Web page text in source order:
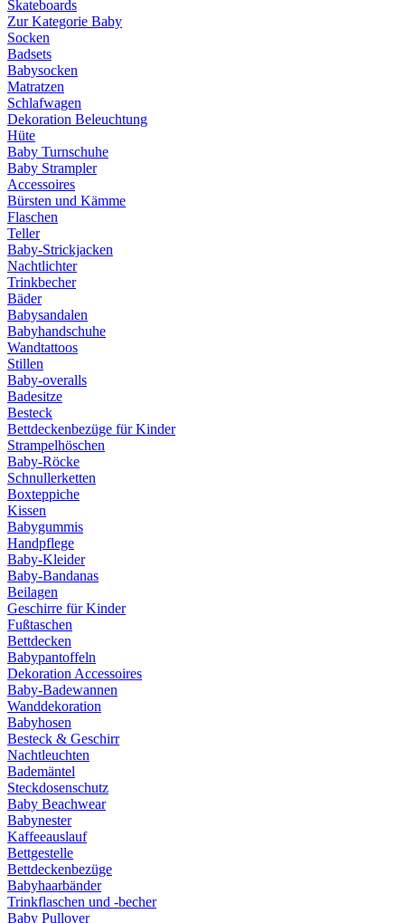
Skateboards
Zur Kategorie Baby
Socken
Badsets
Babysocken
Matratzen
Schlafwagen
Dekoration Beleuchtung
Hüte
Baby Turnschuhe
Baby Strampler
Accessoires
Bürsten und Kämme
Flaschen
Teller
Baby-Strickjacken
Nachtlichter
Trinkbecher
Bäder
Babysandalen
Babyhandschuhe
Wandtattoos
Stillen
Baby-overalls
Badesitze
Besteck
Bettdeckenbezüge für Kinder
Strampelhöschen
Baby-Röcke
Schnullerketten
Boxteppiche
Kissen
Babygummis
Handpflege
Baby-Kleider
Baby-Bandanas
Beilagen
Geschirre für Kinder
Fußtaschen
Bettdecken
Babypantoffeln
Dekoration Accessoires
Baby-Badewannen
Wanddekoration
Babyhosen
Besteck & Geschirr
Nachtleuchten
Bademäntel
Steckdosenschutz
Baby Beachwear
Babynester
Kaffeeauslauf
Bettgestelle
Bettdeckenbezüge
Babyhaarbänder
Trinkflaschen und -becher
Baby Pullover